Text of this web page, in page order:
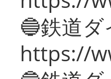
🔵鉄道ダ
https://